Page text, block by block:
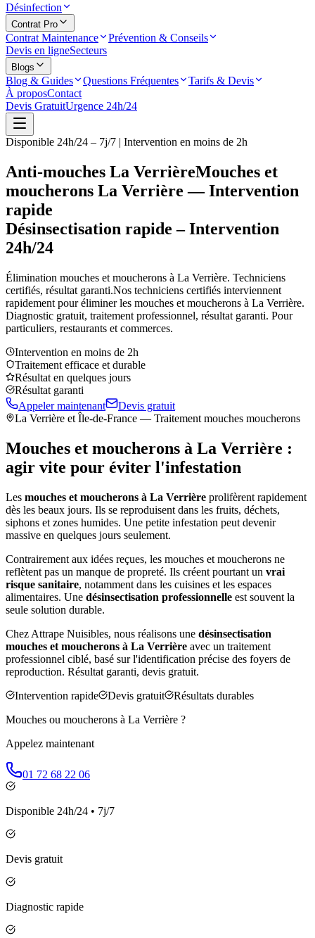
Désinfection
Contrat Pro
Contrat Maintenance
Prévention & Conseils
Devis en ligneSecteurs
Blogs
Blog & Guides Questions Fréquentes
Tarifs & Devis
À proposContact
Devis GratuitUrgence 24h/24
Disponible 24h/24 – 7j/7 | Intervention en moins de 2h
Anti-mouches La VerrièreMouches et
moucherons La Verrière — Intervention
rapide
Désinsectisation rapide – Intervention
24h/24
Élimination mouches et moucherons à La Verrière. Techniciens
certifiés, résultat garanti.Nos techniciens certifiés interviennent
rapidement pour éliminer les mouches et moucherons à La Verrière.
Diagnostic gratuit, traitement professionnel, résultat garanti. Pour
particuliers, restaurants et commerces.
Intervention en moins de 2h
Traitement efficace et durable
Résultat en quelques jours
Résultat garanti
Appeler maintenant
Devis gratuit
La Verrière et Île-de-France — Traitement mouches moucherons
Mouches et moucherons à La Verrière :
agir vite pour éviter l'infestation
Les mouches et moucherons à La Verrière prolifèrent rapidement
dès les beaux jours. Ils se reproduisent dans les fruits, déchets,
siphons et zones humides. Une petite infestation peut devenir
massive en quelques jours seulement.
Contrairement aux idées reçues, les mouches et moucherons ne
reflètent pas un manque de propreté. Ils créent pourtant un vrai
risque sanitaire, notamment dans les cuisines et les espaces
alimentaires. Une désinsectisation professionnelle est souvent la
seule solution durable.
Chez Attrape Nuisibles, nous réalisons une désinsectisation
mouches et moucherons à La Verrière avec un traitement
professionnel ciblé, basé sur l'identification précise des foyers de
reproduction. Résultat garanti, devis gratuit.
Intervention rapide
Devis gratuit
Résultats durables
Mouches ou moucherons à La Verrière ?
Appelez maintenant
01 72 68 22 06
Disponible 24h/24 • 7j/7
Devis gratuit
Diagnostic rapide